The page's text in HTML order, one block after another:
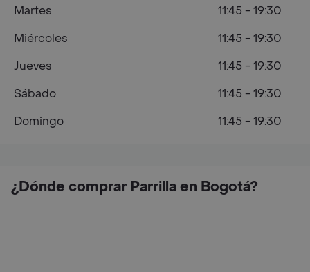
¿Dónde comprar Parrilla en Bogotá?
Martes
11:45 - 19:30
Miércoles
11:45 - 19:30
Jueves
11:45 - 19:30
Sábado
11:45 - 19:30
Domingo
11:45 - 19:30